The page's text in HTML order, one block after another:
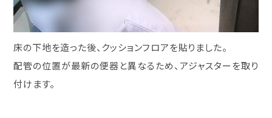
床の下地を造った後、クッションフロアを貼りました。
配管の位置が最新の便器と異なるため、アジャスターを取り
付けます。